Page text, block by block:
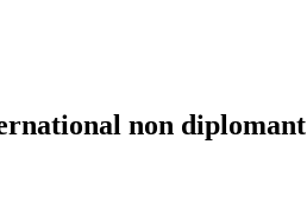
non diplomant